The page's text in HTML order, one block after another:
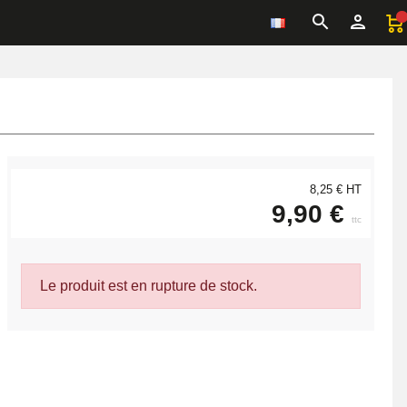
8,25 € HT
9,90 € ttc
Le produit est en rupture de stock.